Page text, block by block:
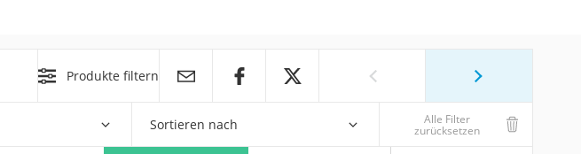
Produkte filtern
Sortieren nach Alle Filter
zurücksetzen